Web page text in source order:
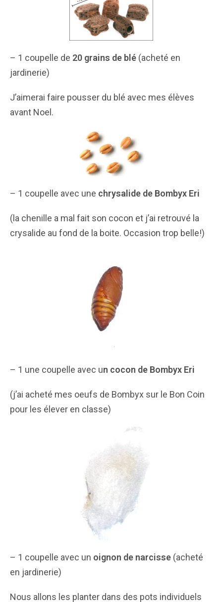
– 1 coupelle de 20 grains de blé (acheté en
jardinerie)
J’aimerai faire pousser du blé avec mes élèves
avant Noel.
– 1 coupelle avec une chrysalide de Bombyx Eri
(la chenille a mal fait son cocon et j’ai retrouvé la
crysalide au fond de la boite. Occasion trop belle!)
– 1 une coupelle avec un cocon de Bombyx Eri
(j’ai acheté mes oeufs de Bombyx sur le Bon Coin
pour les élever en classe)
– 1 coupelle avec un oignon de narcisse (acheté
en jardinerie)
Nous allons les planter dans des pots individuels